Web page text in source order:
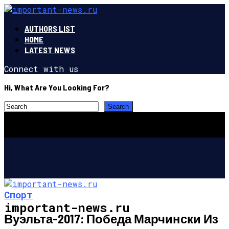
AUTHORS LIST
HOME
LATEST NEWS
Connect with us
Hi, What Are You Looking For?
important-news.ru
Спорт
Вуэльта-2017: Победа Марчински Из